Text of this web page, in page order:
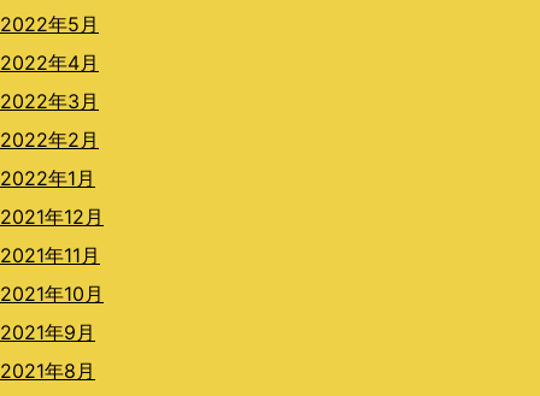
2022年5月
2022年4月
2022年3月
2022年2月
2022年1月
2021年12月
2021年11月
2021年10月
2021年9月
2021年8月